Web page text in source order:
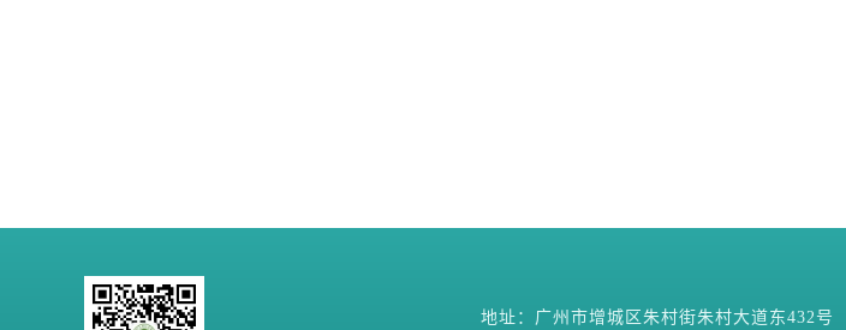
地址：广州市增城区朱村街朱村大道东432号